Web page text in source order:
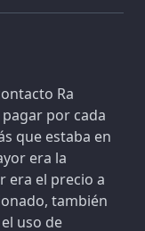
Ra
por cada
que estaba en
era la
era el precio a
también
uso de